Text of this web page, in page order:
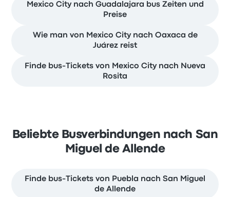
Mexico City nach Guadalajara bus Zeiten und
Preise
Wie man von Mexico City nach Oaxaca de
Juárez reist
Finde bus-Tickets von Mexico City nach Nueva
Rosita
Beliebte Busverbindungen nach San
Miguel de Allende
Finde bus-Tickets von Puebla nach San Miguel
de Allende